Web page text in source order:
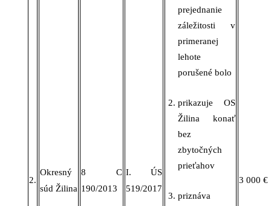
2.
Okresný
súd Žilina
8 C
190/2013
I. ÚS
519/2017
prejednanie
záležitosti v
primeranej
lehote
porušené bolo
prikazuje OS
Žilina konať
bez
zbytočných
prieťahov
priznáva
3 000 €